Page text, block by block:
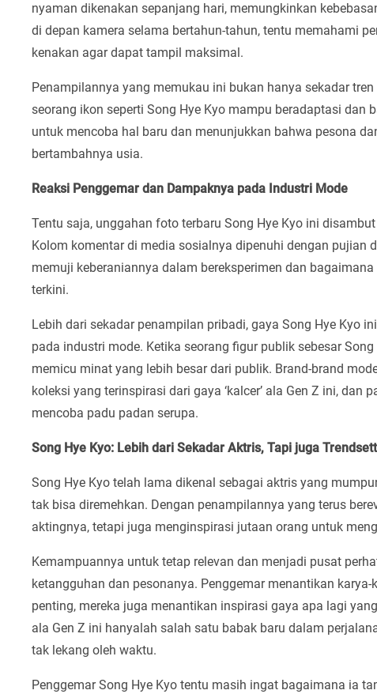
nyaman dikenakan sepanjang hari, memungkinkan
di depan kamera selama bertahun-tahun, tentu memahami
kenakan agar dapat tampil maksimal.
Penampilannya yang memukau ini bukan hanya sekadar
seorang ikon seperti Song Hye Kyo mampu beradaptasi
untuk mencoba hal baru dan menunjukkan bahwa pesona
bertambahnya usia.
Reaksi Penggemar dan Dampaknya pada Industri Mode
Tentu saja, unggahan foto terbaru Song Hye Kyo ini
Kolom komentar di media sosialnya dipenuhi dengan pujian
memuji keberaniannya dalam bereksperimen dan
terkini.
Lebih dari sekadar penampilan pribadi, gaya Song Hye Kyo
pada industri mode. Ketika seorang figur publik sebesar
memicu minat yang lebih besar dari publik. Brand-brand
koleksi yang terinspirasi dari gaya ‘kalcer’ ala Gen Z ini,
mencoba padu padan serupa.
Song Hye Kyo: Lebih dari Sekadar Aktris, Tapi juga
Song Hye Kyo telah lama dikenal sebagai aktris yang
tak bisa diremehkan. Dengan penampilannya yang terus
aktingnya, tetapi juga menginspirasi jutaan orang untuk
Kemampuannya untuk tetap relevan dan menjadi pusat
ketangguhan dan pesonanya. Penggemar menantikan
penting, mereka juga menantikan inspirasi gaya apa lagi
ala Gen Z ini hanyalah salah satu babak baru dalam
tak lekang oleh waktu.
Penggemar Song Hye Kyo tentu masih ingat bagaimana ia